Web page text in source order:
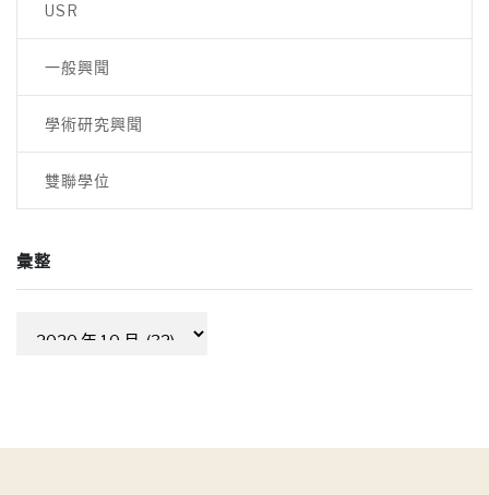
USR
一般興聞
學術研究興聞
雙聯學位
彙整